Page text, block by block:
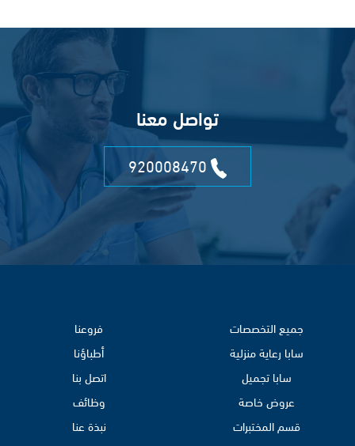
تواصل معنا
جميع التخصصات
سابا رعاية منزلية
سابا تجميل
عروض خاصة
قسم المختبرات
فروعنا
أطباؤنا
اتصل بنا
وظائف
نبذة عنا